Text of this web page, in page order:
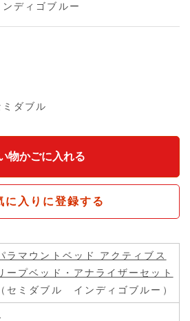
ディゴブルー
ダブル
に入りに登録する
ラマウントベッド アクティブス
ープベッド・アナライザーセット
（セミダブル インディゴブルー）